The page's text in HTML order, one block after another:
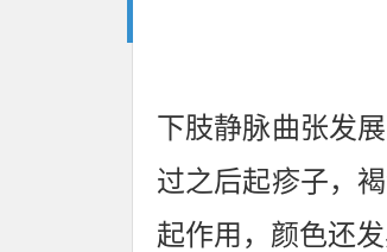
下肢静脉曲张发
过之后起疹子，
起作用，颜色还